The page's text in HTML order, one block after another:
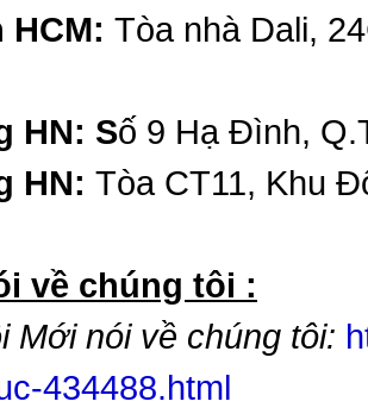
HCM: Tòa nhà Dali,
HN: Số 9 Hạ Đình,
HN: Tòa CT11, Khu
về chúng tôi :
Mới nói về chúng tôi:
434488.html